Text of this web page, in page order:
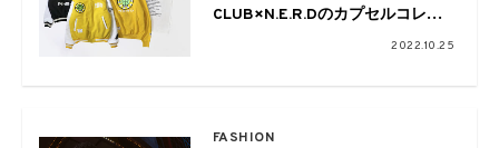
CLUB×N.E.R.Dのカプセルコレク
2022.10.25
FASHION